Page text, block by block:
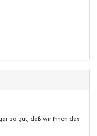
so gut, daß wir Ihnen das